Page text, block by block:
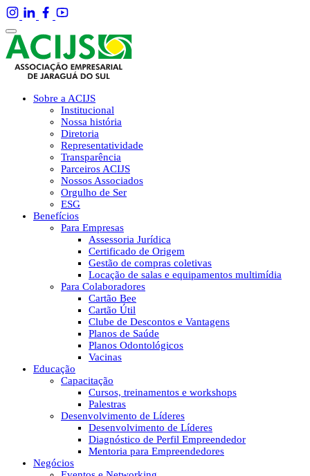
Sobre a ACIJS
Institucional
Nossa história
Diretoria
Representatividade
Transparência
Parceiros ACIJS
Nossos Associados
Orgulho de Ser
ESG
Benefícios
Para Empresas
Assessoria Jurídica
Certificado de Origem
Gestão de compras coletivas
Locação de salas e equipamentos multimídia
Para Colaboradores
Cartão Bee
Cartão Útil
Clube de Descontos e Vantagens
Planos de Saúde
Planos Odontológicos
Vacinas
Educação
Capacitação
Cursos, treinamentos e workshops
Palestras
Desenvolvimento de Líderes
Desenvolvimento de Líderes
Diagnóstico de Perfil Empreendedor
Mentoria para Empreendedores
Negócios